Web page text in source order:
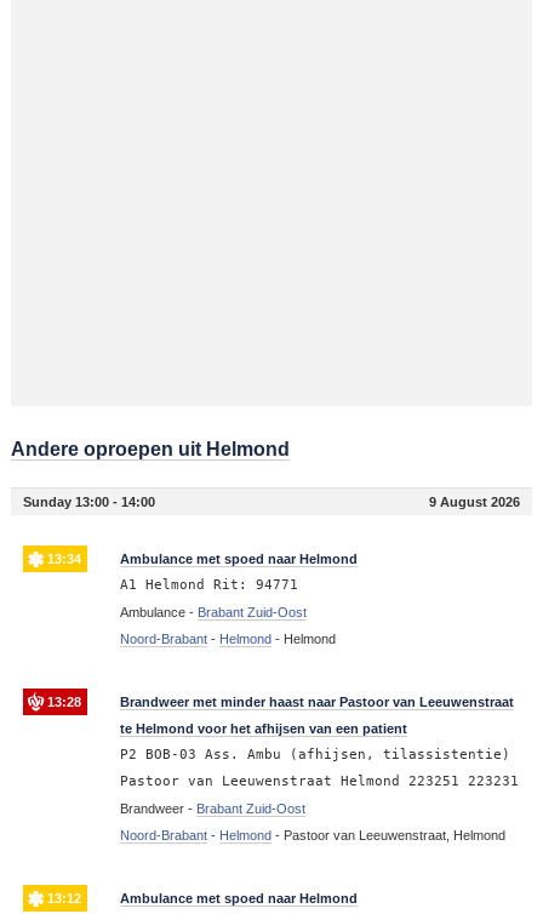
Andere oproepen uit Helmond
Sunday 13:00 - 14:00 9 August 2026
13:34 Ambulance met spoed naar Helmond
A1 Helmond Rit: 94771
Ambulance - Brabant Zuid-Oost
Noord-Brabant- Helmond- Helmond
13:28
Brandweer met minder haast naar Pastoor van Leeuwenstraat
te Helmond voor het afhijsen van een patient
P2 BOB-03 Ass. Ambu (afhijsen, tilassistentie)
Pastoor van Leeuwenstraat Helmond 223251 223231
Brandweer - Brabant Zuid-Oost
Noord-Brabant- Helmond- Pastoor van Leeuwenstraat, Helmond
13:12 Ambulance met spoed naar Helmond